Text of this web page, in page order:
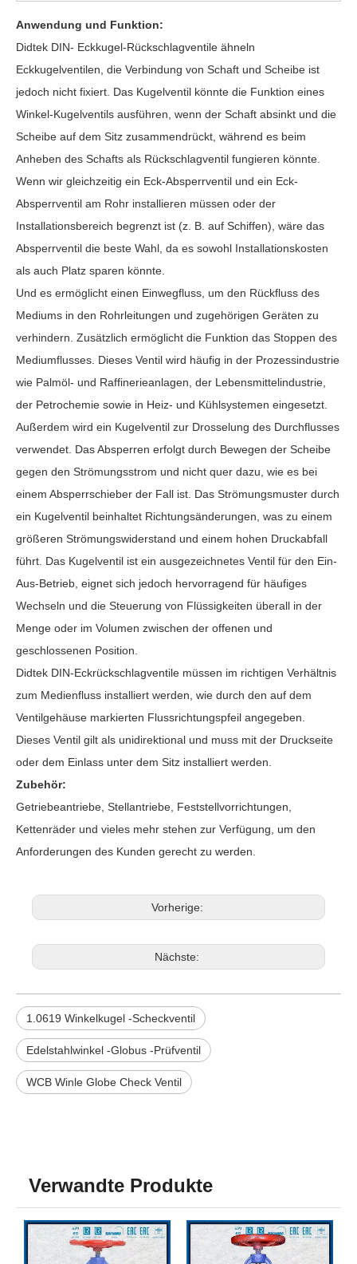
Anwendung und Funktion:
Didtek DIN- Eckkugel-Rückschlagventile ähneln
Eckkugelventilen, die Verbindung von Schaft und Scheibe ist
jedoch nicht fixiert. Das Kugelventil könnte die Funktion eines
Winkel-Kugelventils ausführen, wenn der Schaft absinkt und die
Scheibe auf dem Sitz zusammendrückt, während es beim
Anheben des Schafts als Rückschlagventil fungieren könnte.
Wenn wir gleichzeitig ein Eck-Absperrventil und ein Eck-
Absperrventil am Rohr installieren müssen oder der
Installationsbereich begrenzt ist (z. B. auf Schiffen), wäre das
Absperrventil die beste Wahl, da es sowohl Installationskosten
als auch Platz sparen könnte.
Und es ermöglicht einen Einwegfluss, um den Rückfluss des
Mediums in den Rohrleitungen und zugehörigen Geräten zu
verhindern. Zusätzlich ermöglicht die Funktion das Stoppen des
Mediumflusses. Dieses Ventil wird häufig in der Prozessindustrie
wie Palmöl- und Raffinerieanlagen, der Lebensmittelindustrie,
der Petrochemie sowie in Heiz- und Kühlsystemen eingesetzt.
Außerdem wird ein Kugelventil zur Drosselung des Durchflusses
verwendet. Das Absperren erfolgt durch Bewegen der Scheibe
gegen den Strömungsstrom und nicht quer dazu, wie es bei
einem Absperrschieber der Fall ist. Das Strömungsmuster durch
ein Kugelventil beinhaltet Richtungsänderungen, was zu einem
größeren Strömungswiderstand und einem hohen Druckabfall
führt. Das Kugelventil ist ein ausgezeichnetes Ventil für den Ein-
Aus-Betrieb, eignet sich jedoch hervorragend für häufiges
Wechseln und die Steuerung von Flüssigkeiten überall in der
Menge oder im Volumen zwischen der offenen und
geschlossenen Position.
Didtek DIN-Eckrückschlagventile müssen im richtigen Verhältnis
zum Medienfluss installiert werden, wie durch den auf dem
Ventilgehäuse markierten Flussrichtungspfeil angegeben.
Dieses Ventil gilt als unidirektional und muss mit der Druckseite
oder dem Einlass unter dem Sitz installiert werden.
Zubehör:
Getriebeantriebe, Stellantriebe, Feststellvorrichtungen,
Kettenräder und vieles mehr stehen zur Verfügung, um den
Anforderungen des Kunden gerecht zu werden.
Vorherige:
Nächste:
1.0619 Winkelkugel -Scheckventil
Edelstahlwinkel -Globus -Prüfventil
WCB Winle Globe Check Ventil
Verwandte Produkte